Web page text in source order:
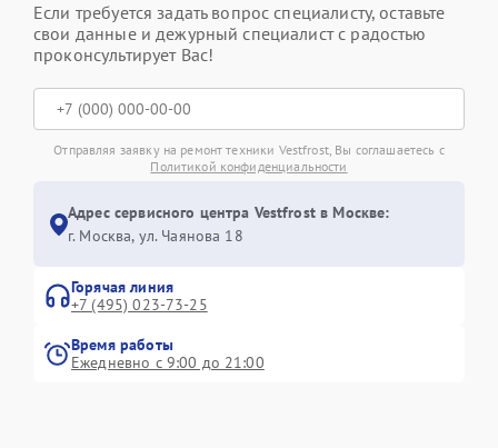
Если требуется задать вопрос специалисту, оставьте
свои данные и дежурный специалист с радостью
проконсультирует Вас!
Отправляя заявку на ремонт техники Vestfrost, Вы соглашаетесь с
Политикой конфиденциальности
Адрес сервисного центра Vestfrost в Москве:
г. Москва, ул. Чаянова 18
Горячая линия
+7 (495) 023-73-25
Время работы
Ежедневно с 9:00 до 21:00